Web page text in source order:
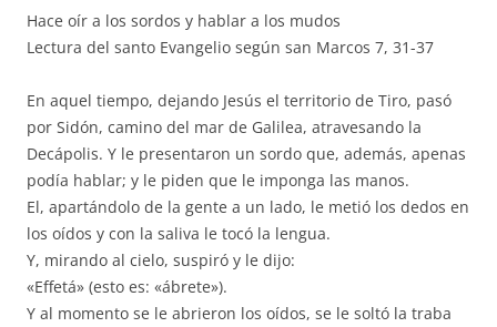
Hace oír a los sordos y hablar a los mudos
Lectura del santo Evangelio según san Marcos 7, 31-37
En aquel tiempo, dejando Jesús el territorio de Tiro, pasó
por Sidón, camino del mar de Galilea, atravesando la
Decápolis. Y le presentaron un sordo que, además, apenas
podía hablar; y le piden que le imponga las manos.
El, apartándolo de la gente a un lado, le metió los dedos en
los oídos y con la saliva le tocó la lengua.
Y, mirando al cielo, suspiró y le dijo:
«Effetá» (esto es: «ábrete»).
Y al momento se le abrieron los oídos, se le soltó la traba